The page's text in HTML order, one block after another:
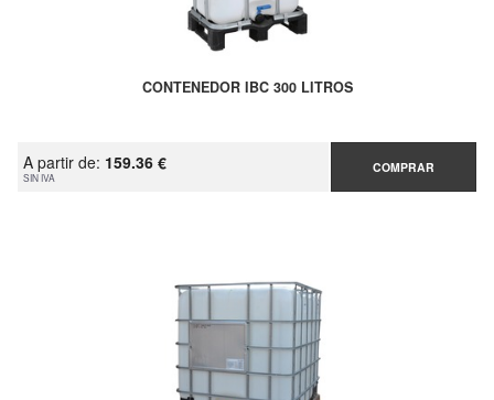
CONTENEDOR IBC 300 LITROS
A partir de: 159.36 €
SIN IVA
COMPRAR